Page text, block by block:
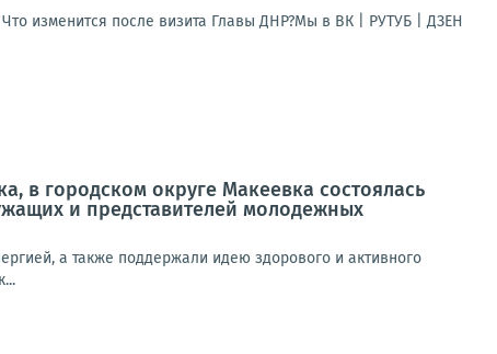
изменится после визита Главы ДНР?Мы в ВК | РУТУБ | ДЗЕН
в городском округе Макеевка состоялась
и представителей молодежных
а также поддержали идею здорового и активного